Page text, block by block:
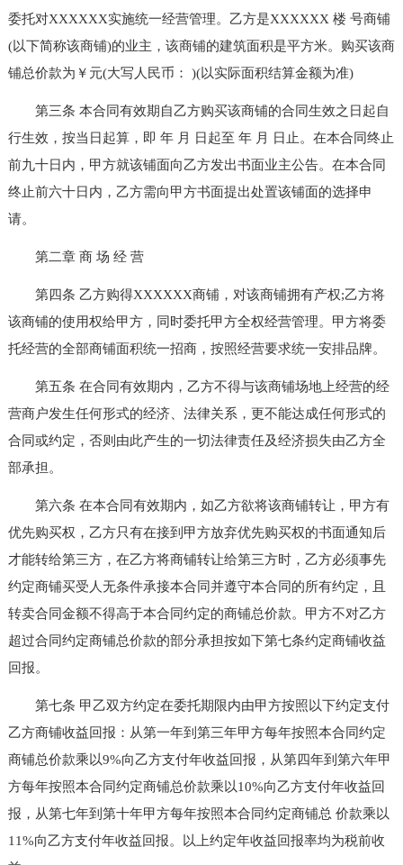
委托对XXXXXX实施统一经营管理。乙方是XXXXXX 楼 号商铺
(以下简称该商铺)的业主，该商铺的建筑面积是平方米。购买该商
铺总价款为￥元(大写人民币： )(以实际面积结算金额为准)
第三条 本合同有效期自乙方购买该商铺的合同生效之日起自
行生效，按当日起算，即 年 月 日起至 年 月 日止。在本合同终止
前九十日内，甲方就该铺面向乙方发出书面业主公告。在本合同
终止前六十日内，乙方需向甲方书面提出处置该铺面的选择申
请。
第二章 商 场 经 营
第四条 乙方购得XXXXXX商铺，对该商铺拥有产权;乙方将
该商铺的使用权给甲方，同时委托甲方全权经营管理。甲方将委
托经营的全部商铺面积统一招商，按照经营要求统一安排品牌。
第五条 在合同有效期内，乙方不得与该商铺场地上经营的经
营商户发生任何形式的经济、法律关系，更不能达成任何形式的
合同或约定，否则由此产生的一切法律责任及经济损失由乙方全
部承担。
第六条 在本合同有效期内，如乙方欲将该商铺转让，甲方有
优先购买权，乙方只有在接到甲方放弃优先购买权的书面通知后
才能转给第三方，在乙方将商铺转让给第三方时，乙方必须事先
约定商铺买受人无条件承接本合同并遵守本合同的所有约定，且
转卖合同金额不得高于本合同约定的商铺总价款。甲方不对乙方
超过合同约定商铺总价款的部分承担按如下第七条约定商铺收益
回报。
第七条 甲乙双方约定在委托期限内由甲方按照以下约定支付
乙方商铺收益回报：从第一年到第三年甲方每年按照本合同约定
商铺总价款乘以9%向乙方支付年收益回报，从第四年到第六年甲
方每年按照本合同约定商铺总价款乘以10%向乙方支付年收益回
报，从第七年到第十年甲方每年按照本合同约定商铺总 价款乘以
11%向乙方支付年收益回报。以上约定年收益回报率均为税前收